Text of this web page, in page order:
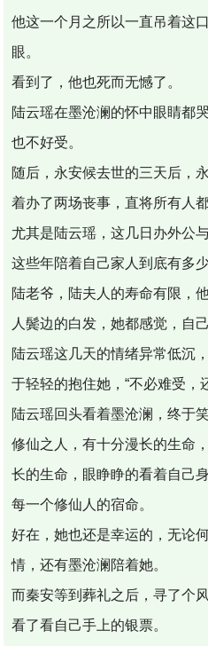
他这一个月之所以一直吊着这
眼。
看到了，他也死而无憾了。
陆云瑶在墨沧澜的怀中眼睛都
也不好受。
随后，永安候去世的三天后，
着办了两场丧事，直将所有人
尤其是陆云瑶，这几日办外公
这些年陪着自己家人到底有多
陆老爷，陆夫人的寿命有限，
人鬓边的白发，她都感觉，自
陆云瑶这几天的情绪异常低沉
于轻轻的抱住她，“不必难受，
陆云瑶回头看着墨沧澜，终于笑
修仙之人，有十分漫长的生命
长的生命，眼睁睁的看着自己
每一个修仙人的宿命。
好在，她也还是幸运的，无论
情，还有墨沧澜陪着她。
而秦安等到葬礼之后，寻了个
看了看自己手上的银票。